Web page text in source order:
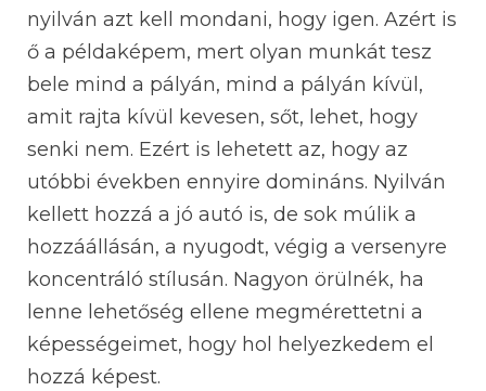
nyilván azt kell mondani, hogy igen. Azért is
ő a példaképem, mert olyan munkát tesz
bele mind a pályán, mind a pályán kívül,
amit rajta kívül kevesen, sőt, lehet, hogy
senki nem. Ezért is lehetett az, hogy az
utóbbi években ennyire domináns. Nyilván
kellett hozzá a jó autó is, de sok múlik a
hozzáállásán, a nyugodt, végig a versenyre
koncentráló stílusán. Nagyon örülnék, ha
lenne lehetőség ellene megmérettetni a
képességeimet, hogy hol helyezkedem el
hozzá képest.